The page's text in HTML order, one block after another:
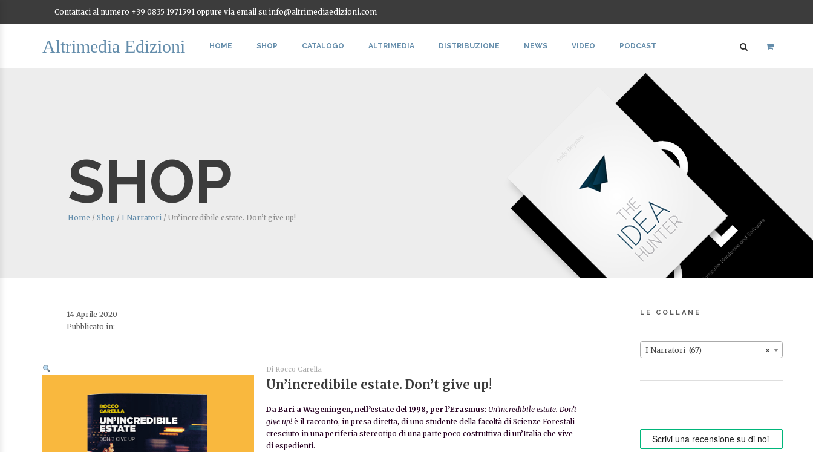
Contattaci al numero +39 0835 1971591 oppure via email su info@altrimediaedizioni.com
Altrimedia Edizioni HOME SHOP CATALOGO ALTRIMEDIA DISTRIBUZIONE NEWS VIDEO PODCAST
SHOP
Home / Shop / I Narratori/ Un’incredibile estate. Don’t give up!
14 Aprile 2020
Pubblicato in:
Di Rocco Carella
Un’incredibile estate. Don’t give up!
Da Bari a Wageningen, nell’estate del 1998, per l’Erasmus: Un’incredibile estate. Don’t
give up! è il racconto, in presa diretta, di uno studente della facoltà di Scienze Forestali
cresciuto in una periferia stereotipo di una parte poco costruttiva di un’Italia che vive
di espedienti.
LE COLLANE
×
I Narratori (67)